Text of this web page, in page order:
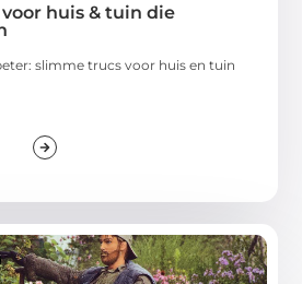
huis & tuin die
slimme trucs voor huis en tuin